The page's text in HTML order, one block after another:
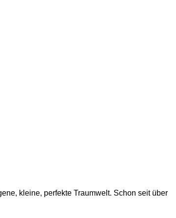
kleine, perfekte Traumwelt. Schon seit über